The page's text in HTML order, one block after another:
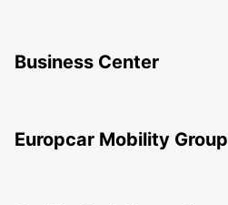
Business Center
Europcar Mobility Group